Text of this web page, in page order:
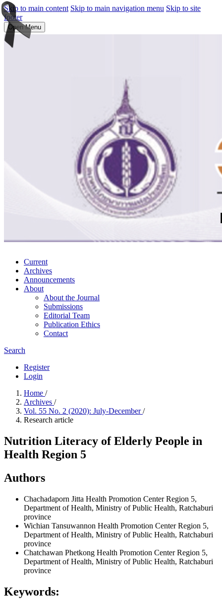
Skip to main content Skip to main navigation menu Skip to site
footer
Open Menu
Current
Archives
Announcements
About
About the Journal
Submissions
Editorial Team
Publication Ethics
Contact
Search
Register
Login
Home /
Archives /
Vol. 55 No. 2 (2020): July-December/
Research article
Nutrition Literacy of Elderly People in
Health Region 5
Authors
Chachadaporn Jitta Health Promotion Center Region 5,
Department of Health, Ministry of Public Health, Ratchaburi
province
Wichian Tansuwannon Health Promotion Center Region 5,
Department of Health, Ministry of Public Health, Ratchaburi
province
Chatchawan Phetkong Health Promotion Center Region 5,
Department of Health, Ministry of Public Health, Ratchaburi
province
Keywords: